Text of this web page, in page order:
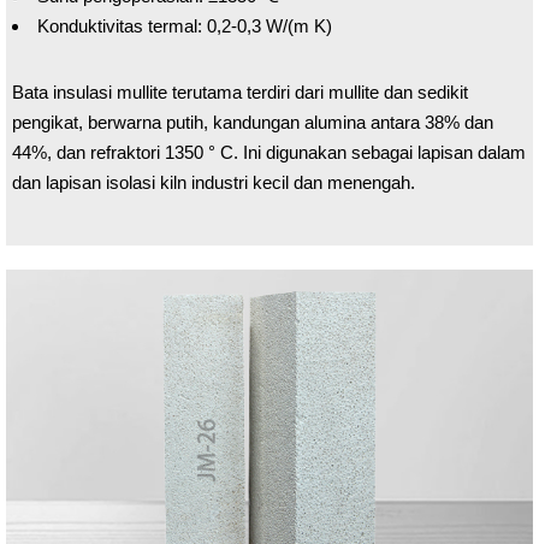
Konduktivitas termal: 0,2-0,3 W/(m K)
Bata insulasi mullite terutama terdiri dari mullite dan sedikit
pengikat, berwarna putih, kandungan alumina antara 38% dan
44%, dan refraktori 1350 ° C. Ini digunakan sebagai lapisan dalam
dan lapisan isolasi kiln industri kecil dan menengah.